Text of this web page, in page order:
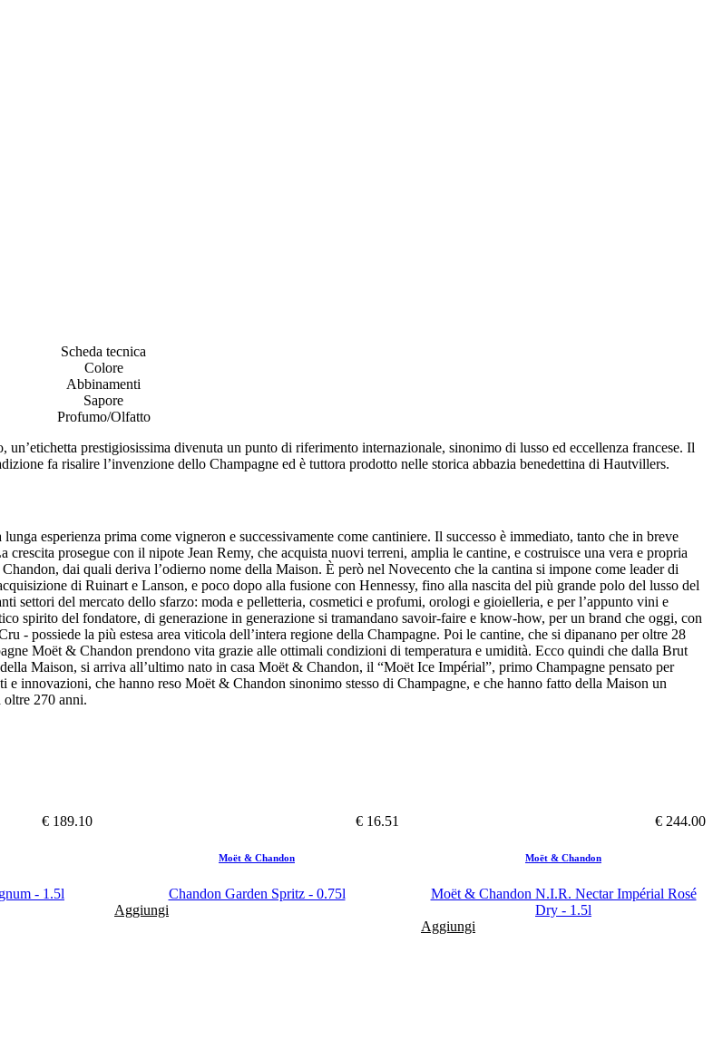
Scheda tecnica
Colore
Abbinamenti
Sapore
Profumo/Olfatto
prestigiosissima divenuta un punto di riferimento internazionale, sinonimo di lusso ed eccellenza francese. Il
fa risalire l’invenzione dello Champagne ed è tuttora prodotto nelle storica abbazia benedettina di Hautvillers.
esperienza prima come vigneron e successivamente come cantiniere. Il successo è immediato, tanto che in breve
prosegue con il nipote Jean Remy, che acquista nuovi terreni, amplia le cantine, e costruisce una vera e propria
dai quali deriva l’odierno nome della Maison. È però nel Novecento che la cantina si impone come leader di
di Ruinart e Lanson, e poco dopo alla fusione con Hennessy, fino alla nascita del più grande polo del lusso del
settori del mercato dello sfarzo: moda e pelletteria, cosmetici e profumi, orologi e gioielleria, e per l’appunto vini e
spirito del fondatore, di generazione in generazione si tramandano savoir-faire e know-how, per un brand che oggi, con
possiede la più estesa area viticola dell’intera regione della Champagne. Poi le cantine, che si dipanano per oltre 28
Moët & Chandon prendono vita grazie alle ottimali condizioni di temperatura e umidità. Ecco quindi che dalla Brut
Maison, si arriva all’ultimo nato in casa Moët & Chandon, il “Moët Ice Impérial”, primo Champagne pensato per
innovazioni, che hanno reso Moët & Chandon sinonimo stesso di Champagne, e che hanno fatto della Maison un
270 anni.
€ 189.10
- 1.5l
€ 16.51
Moët & Chandon
Chandon Garden Spritz - 0.75l
Aggiungi
€ 244.00
Moët & Chandon
Moët & Chandon N.I.R. Nectar Impérial Rosé
Dry - 1.5l
Aggiungi